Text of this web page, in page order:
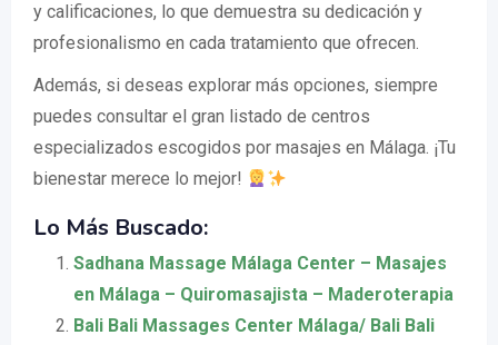
y calificaciones, lo que demuestra su dedicación y
profesionalismo en cada tratamiento que ofrecen.
Además, si deseas explorar más opciones, siempre
puedes consultar el gran listado de centros
especializados escogidos por masajes en Málaga. ¡Tu
bienestar merece lo mejor!
Lo Más Buscado:
Sadhana Massage Málaga Center – Masajes
en Málaga – Quiromasajista – Maderoterapia
Bali Bali Massages Center Málaga/ Bali Bali